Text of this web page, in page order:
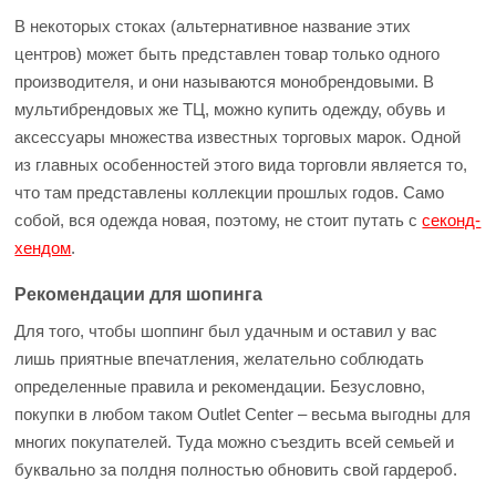
В некоторых стоках (альтернативное название этих
центров) может быть представлен товар только одного
производителя, и они называются монобрендовыми. В
мультибрендовых же ТЦ, можно купить одежду, обувь и
аксессуары множества известных торговых марок. Одной
из главных особенностей этого вида торговли является то,
что там представлены коллекции прошлых годов. Само
собой, вся одежда новая, поэтому, не стоит путать ссеконд-
хендом.
Рекомендации для шопинга
Для того, чтобы шоппинг был удачным и оставил у вас
лишь приятные впечатления, желательно соблюдать
определенные правила и рекомендации. Безусловно,
покупки в любом таком Outlet Center – весьма выгодны для
многих покупателей. Туда можно съездить всей семьей и
буквально за полдня полностью обновить свой гардероб.